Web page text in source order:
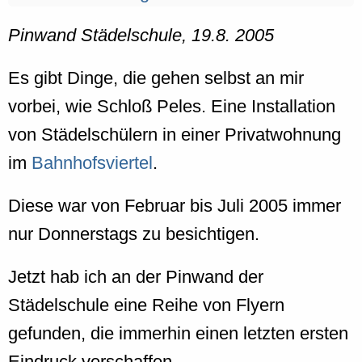
Pinwand Städelschule, 19.8. 2005
Es gibt Dinge, die gehen selbst an mir
vorbei, wie Schloß Peles. Eine Installation
von Städelschülern in einer Privatwohnung
im Bahnhofsviertel.
Diese war von Februar bis Juli 2005 immer
nur Donnerstags zu besichtigen.
Jetzt hab ich an der Pinwand der
Städelschule eine Reihe von Flyern
gefunden, die immerhin einen letzten ersten